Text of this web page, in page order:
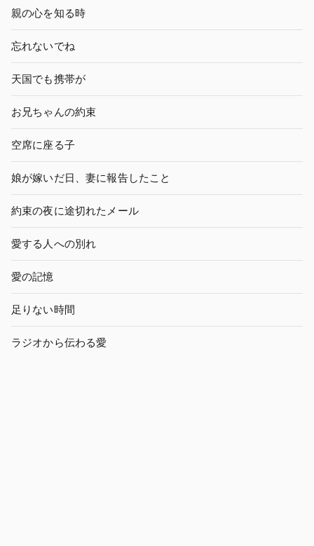
親の心を知る時
忘れないでね
天国でも携帯が
お兄ちゃんの約束
空席に座る子
娘が嫁いだ日、妻に報告したこと
約束の夜に途切れたメール
愛する人への別れ
愛の記憶
足りない時間
ラジオから伝わる愛